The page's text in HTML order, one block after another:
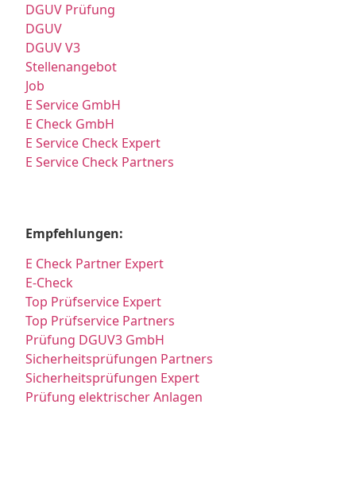
DGUV Prüfung
DGUV
DGUV V3
Stellenangebot
Job
E Service GmbH
E Check GmbH
E Service Check Expert
E Service Check Partners
Empfehlungen:
E Check Partner Expert
E-Check
Top Prüfservice Expert
Top Prüfservice Partners
Prüfung DGUV3 GmbH
Sicherheitsprüfungen Partners
Sicherheitsprüfungen Expert
Prüfung elektrischer Anlagen